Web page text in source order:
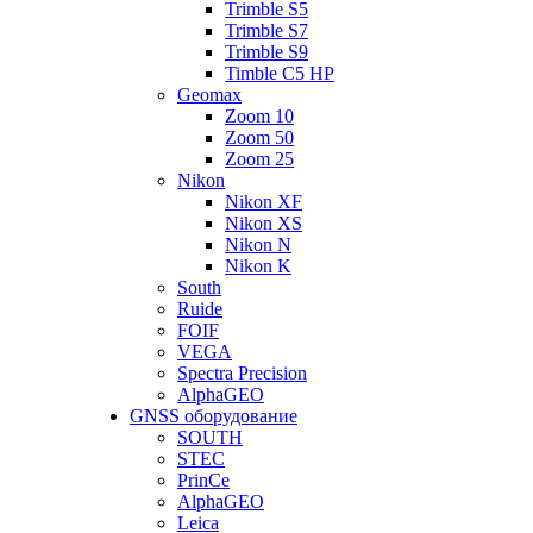
Trimble S5
Trimble S7
Trimble S9
Timble C5 HP
Geomax
Zoom 10
Zoom 50
Zoom 25
Nikon
Nikon XF
Nikon XS
Nikon N
Nikon K
South
Ruide
FOIF
VEGA
Spectra Precision
AlphaGEO
GNSS оборудование
SOUTH
STEC
PrinCe
AlphaGEO
Leica